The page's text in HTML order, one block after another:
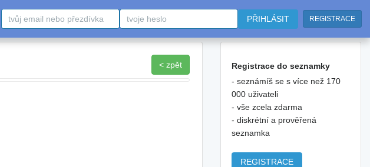
PŘIHLÁSIT REGISTRACE
< zpět
Registrace do seznamky
- seznámíš se s více než 170
000 uživateli
- vše zcela zdarma
- diskrétní a prověřená
seznamka
REGISTRACE